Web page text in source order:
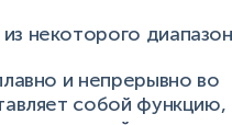
некоторого
и непрерывно во
собой функцию,